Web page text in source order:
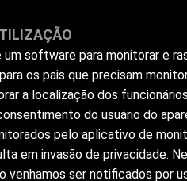
um software para monitorar e
os pais que precisam
a localização dos
do usuário do
pelo aplicativo de
em invasão de privacidade.
venhamos ser notificados por